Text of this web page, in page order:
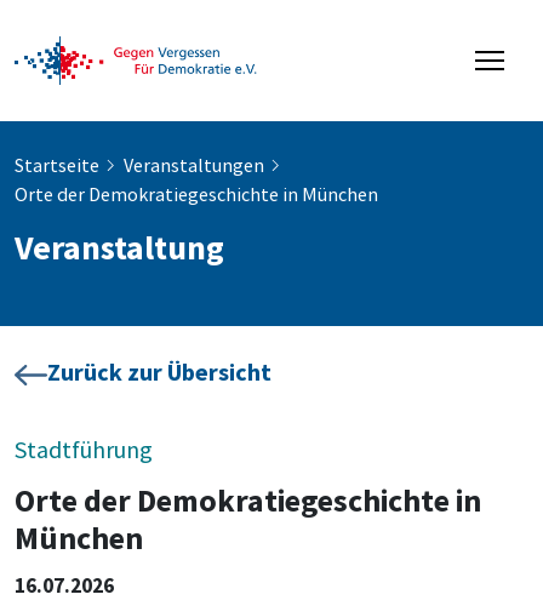
Startseite
Veranstaltungen
Orte der Demokratiegeschichte in München
Veranstaltung
Zurück zur Übersicht
Stadtführung
Orte der Demokratiegeschichte in
München
16.07.2026